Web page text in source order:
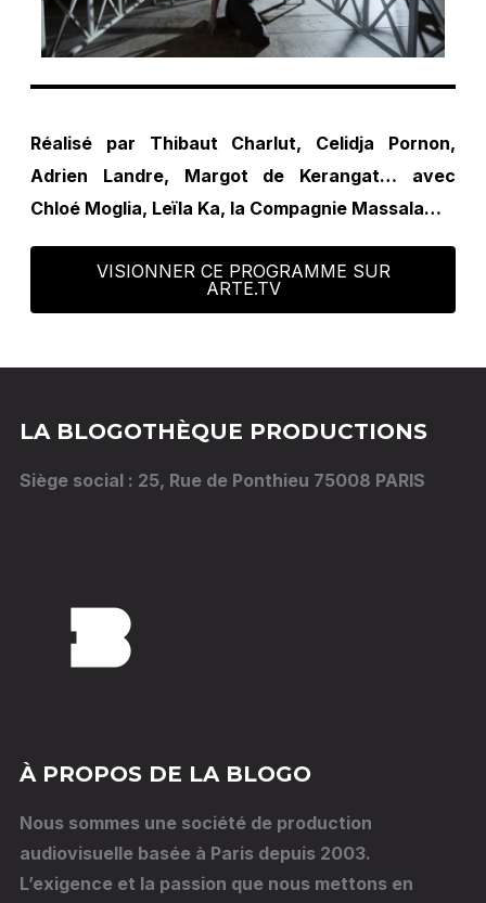
Réalisé par Thibaut Charlut, Celidja Pornon,
Adrien Landre, Margot de Kerangat… avec
Chloé Moglia, Leïla Ka, la Compagnie Massala…
VISIONNER CE PROGRAMME SUR
ARTE.TV
LA BLOGOTHÈQUE PRODUCTIONS
Siège social : 25, Rue de Ponthieu 75008 PARIS
À PROPOS DE LA BLOGO
Nous sommes une société de production
audiovisuelle basée à Paris depuis 2003.
L’exigence et la passion que nous mettons en